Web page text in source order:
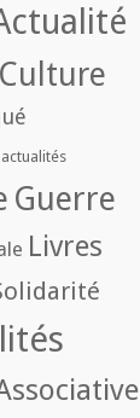
Guerre
Livres